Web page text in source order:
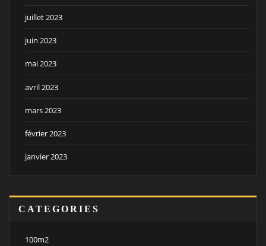
juillet 2023
juin 2023
mai 2023
avril 2023
mars 2023
février 2023
janvier 2023
CATEGORIES
100m2